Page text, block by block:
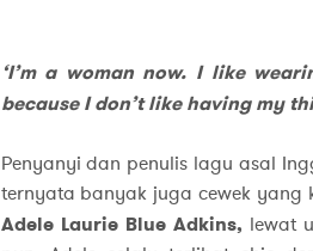
‘I’m a woman now. I like
because I don’t like having my
Penyanyi dan penulis lagu asal
ternyata banyak juga cewek yang
Adele Laurie Blue Adkins, lewat